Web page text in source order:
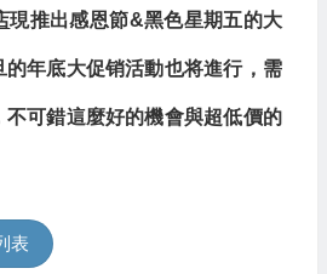
現推出感恩節&黑色星期五的大
年底大促销活動也将進行，需
可錯這麼好的機會與超低價的
表